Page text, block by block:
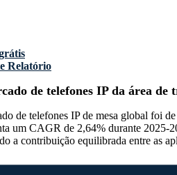
Relatório
de telefones IP da área de
de telefones IP de mesa global foi
um CAGR de 2,64% durante 2025-
a contribuição equilibrada entre as